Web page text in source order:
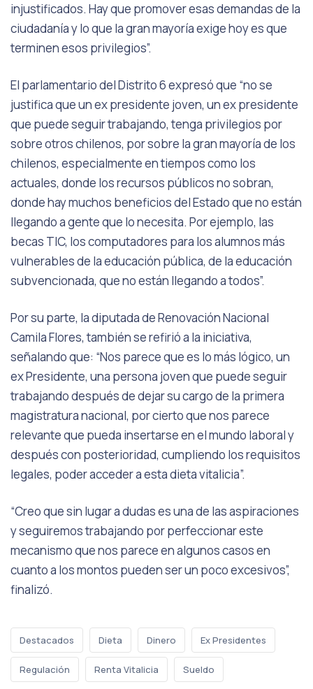
injustificados. Hay que promover esas demandas de la
ciudadanía y lo que la gran mayoría exige hoy es que
terminen esos privilegios”.
El parlamentario del Distrito 6 expresó que “no se
justifica que un ex presidente joven, un ex presidente
que puede seguir trabajando, tenga privilegios por
sobre otros chilenos, por sobre la gran mayoría de los
chilenos, especialmente en tiempos como los
actuales, donde los recursos públicos no sobran,
donde hay muchos beneficios del Estado que no están
llegando a gente que lo necesita. Por ejemplo, las
becas TIC, los computadores para los alumnos más
vulnerables de la educación pública, de la educación
subvencionada, que no están llegando a todos”.
Por su parte, la diputada de Renovación Nacional
Camila Flores, también se refirió a la iniciativa,
señalando que: “Nos parece que es lo más lógico, un
ex Presidente, una persona joven que puede seguir
trabajando después de dejar su cargo de la primera
magistratura nacional, por cierto que nos parece
relevante que pueda insertarse en el mundo laboral y
después con posterioridad, cumpliendo los requisitos
legales, poder acceder a esta dieta vitalicia”.
“Creo que sin lugar a dudas es una de las aspiraciones
y seguiremos trabajando por perfeccionar este
mecanismo que nos parece en algunos casos en
cuanto a los montos pueden ser un poco excesivos”,
finalizó.
Destacados Dieta Dinero Ex Presidentes
Regulación Renta Vitalicia Sueldo